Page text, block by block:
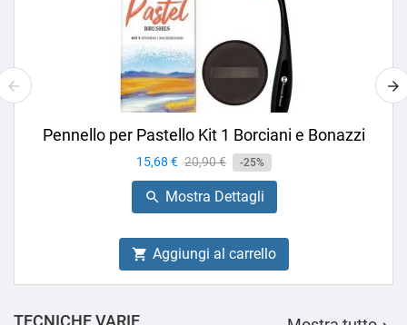
Pennello per Pastello Kit 1 Borciani e Bonazzi
Prezzo
15,68 € Prezzo
base
20,90 € -25%
 Mostra Dettagli
 Aggiungi al carrello